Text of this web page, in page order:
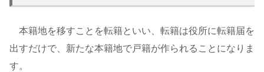
本籍地を移すことを転籍といい、転籍は役所に転籍届を
出すだけで、新たな本籍地で戸籍が作られることになりま
す。